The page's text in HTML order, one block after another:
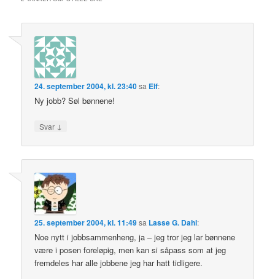
24. september 2004, kl. 23:40sa Elf:
Ny jobb? Søl bønnene!
Svar ↓
25. september 2004, kl. 11:49sa Lasse G. Dahl:
Noe nytt i jobbsammenheng, ja – jeg tror jeg lar bønnene
være i posen foreløpig, men kan si såpass som at jeg
fremdeles har alle jobbene jeg har hatt tidligere.